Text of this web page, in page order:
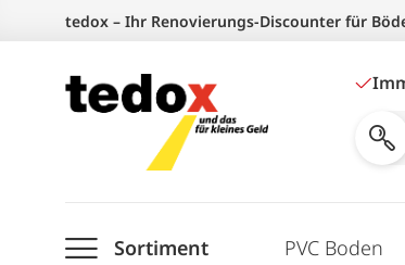
springen
tedox – Ihr Renovierungs-Discounter für
Shop
Sortiment PVC Boden